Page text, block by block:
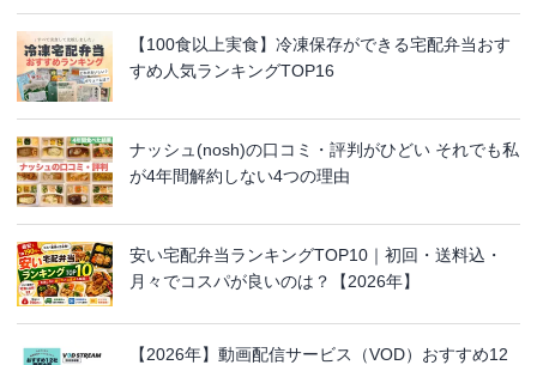
【100食以上実食】冷凍保存ができる宅配弁当おす
すめ人気ランキングTOP16
ナッシュ(nosh)の口コミ・評判がひどい それでも私
が4年間解約しない4つの理由
安い宅配弁当ランキングTOP10｜初回・送料込・
月々でコスパが良いのは？【2026年】
【2026年】動画配信サービス（VOD）おすすめ12